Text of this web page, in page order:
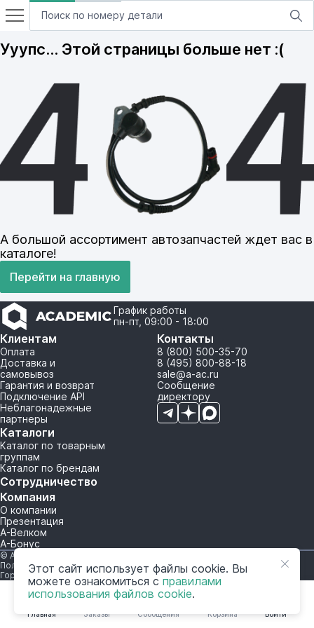
Главная Войти
Заказы Сообщения Корзина
Ууупс… Этой страницы больше нет :(
А большой ассортимент автозапчастей ждет вас в
каталоге!
Перейти на главную
График работы
пн-пт, 09:00 - 18:00
Клиентам
Оплата
Доставка и
самовывоз
Гарантия и возврат
Подключение API
Неблагонадежные
партнеры
Каталоги
Каталог по товарным
группам
Каталог по брендам
Сотрудничество
Компания
О компании
Презентация
А-Велком
А-Бонус
Контакты
8 (800) 500-35-70
8 (495) 800-88-18
sale@a-ac.ru
Сообщение
директору
© A-AC.RU 2015-2026. Все права защищены.
Политика обработки персональных данных
Горячая линия корпоративного регулирования и контроля
Этот сайт использует файлы cookie. Вы
можете ознакомиться с правилами
использования файлов cookie.